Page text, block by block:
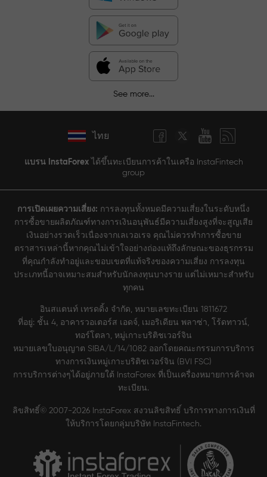
See more...
ไทย
แบรน InstaForexได้ขึ้นทะเบียนการค้าในเครือ InstaFintech
group
การเปิดเผยความเสี่ยง: การลงทุนทั้งหมดมีความเสี่ยงในระดับหนึ่ง
การซื้อขายผลิตภัณฑ์ทางการเงินอนุพันธ์มีความเสี่ยงสูงที่จะสูญเสีย
เงินอย่างรวดเร็วเนื่องจากเลเวอเรจ คุณไม่ควรทำการซื้อขาย
ตราสารเหล่านี้หากคุณไม่เข้าใจอย่างถ่องแท้ถึงลักษณะของธุรกรรม
ที่คุณกำลังทำอยู่และขอบเขตที่แท้จริงของความเสี่ยง การลงทุน
ประเภทนี้อาจเหมาะสมสำหรับนักลงทุนบางราย แต่ไม่เหมาะสำหรับ
ทุกคน
อินสแตนท์ เทรดดิ้ง จำกัด, หมายเลขทะเบียน 1811672
ที่อยู่: ชั้น 4, อาคารวอเตอร์ส เอดจ์, เมอริเดียน พลาซ่า, โร้ดทาวน์,
ทอร์โตลา, หมู่เกาะบริติชเวอร์จิน
หมายเลขใบอนุญาต SIBA/L/14/1082 ออกโดยคณะกรรมการบริการ
ทางการเงินหมู่เกาะบริติชเวอร์จิน (BVI FSC)
การบริการต่างๆได้อยู่ภายใต้ InstaForex ที่เป็นเครื่องหมายการค้าจด
ทะเบียน.
ลิขสิทธิ์© 2007-2026 InstaForex สงวนลิขสิทธิ์ บริการทางการเงินที่
ให้บริการโดยกลุ่มบริษัท InstaFintech.